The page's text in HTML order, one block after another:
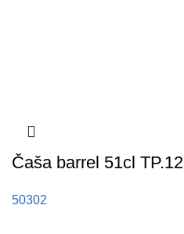
Čaša barrel 51cl TP.12
50302